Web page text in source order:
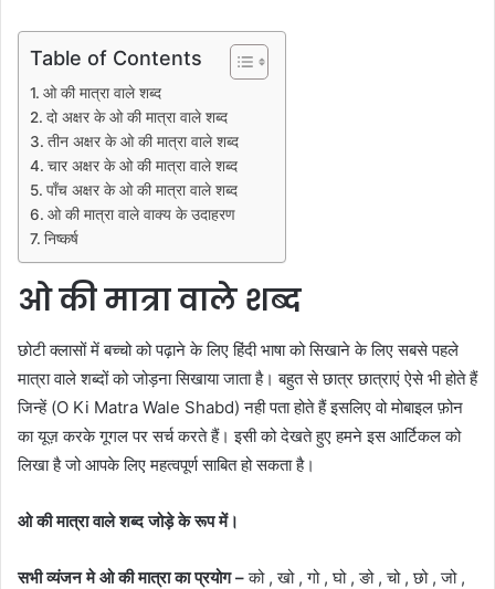
Table of Contents
ओ की मात्रा वाले शब्द
दो अक्षर के ओ की मात्रा वाले शब्द
तीन अक्षर के ओ की मात्रा वाले शब्द
चार अक्षर के ओ की मात्रा वाले शब्द
पाँच अक्षर के ओ की मात्रा वाले शब्द
ओ की मात्रा वाले वाक्य के उदाहरण
निष्कर्ष
ओ की मात्रा वाले शब्द
छोटी क्लासों में बच्चो को पढ़ाने के लिए हिंदी भाषा को सिखाने के लिए सबसे पहले
मात्रा वाले शब्दों को जोड़ना सिखाया जाता है। बहुत से छात्र छात्राएं ऐसे भी होते हैं
जिन्हें (O Ki Matra Wale Shabd) नही पता होते हैं इसलिए वो मोबाइल फ़ोन
का यूज़ करके गूगल पर सर्च करते हैं। इसी को देखते हुए हमने इस आर्टिकल को
लिखा है जो आपके लिए महत्वपूर्ण साबित हो सकता है।
ओ की मात्रा वाले शब्द जोड़े के रूप में।
सभी व्यंजन मे ओ की मात्रा का प्रयोग –को , खो , गो , घो , ङो , चो , छो , जो ,